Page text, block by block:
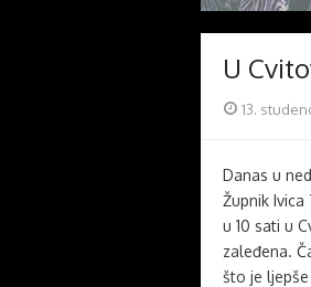
U
Posted
13.
Danas u
Župnik
u 10 sati u
zaleđena.
što je